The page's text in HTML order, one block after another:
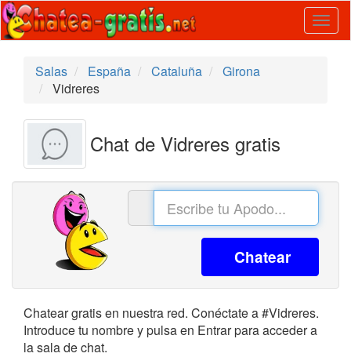
Salas
España Cataluña
Girona
Vidreres
Chat de Vidreres gratis
Chatear
Chatear gratis en nuestra red. Conéctate a #Vidreres.
Introduce tu nombre y pulsa en Entrar para acceder a
la sala de chat.